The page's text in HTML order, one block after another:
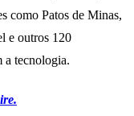
como Patos de Minas,
e outros 120
a tecnologia.